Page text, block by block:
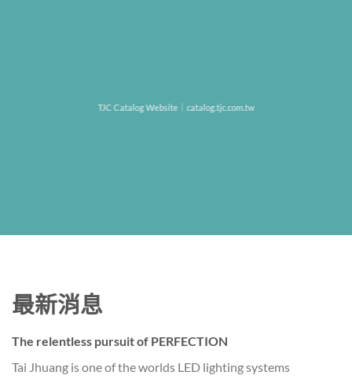
TJC Catalog Website｜catalog.tjc.com.tw
最新消息
The relentless pursuit of PERFECTION
Tai Jhuang is one of the worlds LED lighting systems